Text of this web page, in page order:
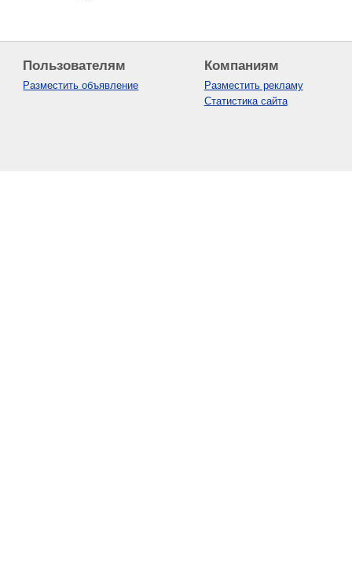
Пользователям
Разместить объявление
Компаниям
Разместить рекламу
Статистика сайта